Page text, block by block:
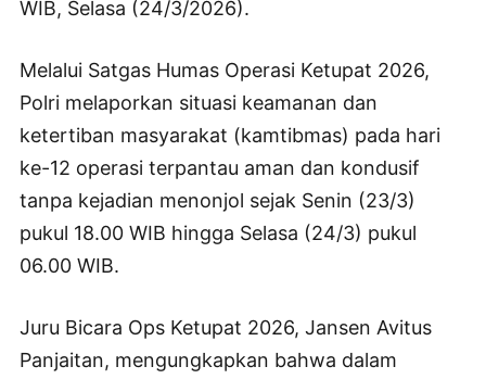
WIB, Selasa (24/3/2026).
Melalui Satgas Humas Operasi Ketupat 2026,
Polri melaporkan situasi keamanan dan
ketertiban masyarakat (kamtibmas) pada hari
ke-12 operasi terpantau aman dan kondusif
tanpa kejadian menonjol sejak Senin (23/3)
pukul 18.00 WIB hingga Selasa (24/3) pukul
06.00 WIB.
Juru Bicara Ops Ketupat 2026, Jansen Avitus
Panjaitan, mengungkapkan bahwa dalam